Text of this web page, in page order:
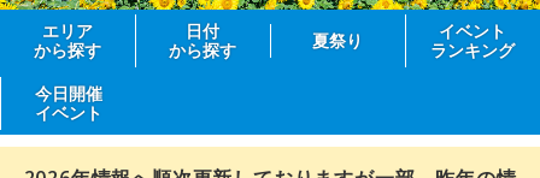
エリア
から探す
日付
から探す
夏祭り
イベント
ランキング
今日開催
イベント